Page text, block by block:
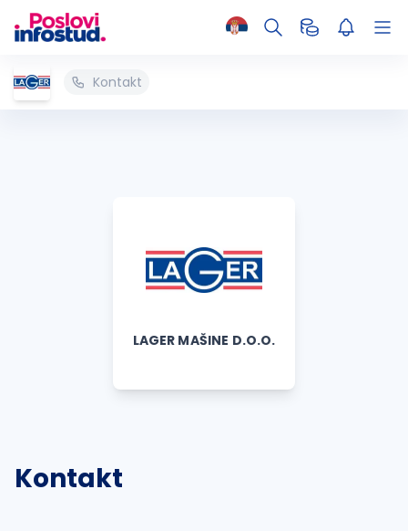
Kontakt
LAGER MAŠINE D.O.O.
Kontakt